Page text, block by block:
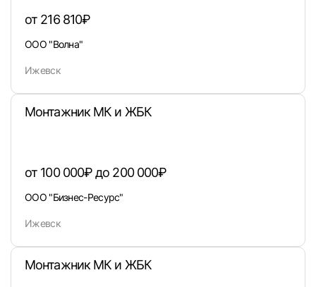
от 216 810₽
ООО "Волна"
Ижевск
Монтажник МК и ЖБК
от 100 000₽ до 200 000₽
ООО "Бизнес-Ресурс"
Ижевск
Монтажник МК и ЖБК